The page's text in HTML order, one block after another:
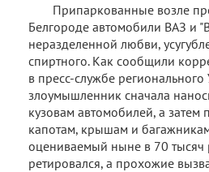
Припаркованные возле
Белгороде автомобили ВАЗ и
неразделенной любви,
спиртного. Как сообщили
в пресс-службе
злоумышленник сначала
кузовам автомобилей, а затем
капотам, крышам и
оцениваемый ныне в 70 тысяч
ретировался, а прохожие